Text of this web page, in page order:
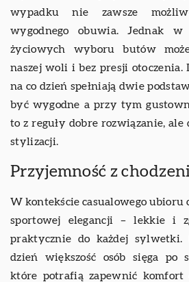
wypadku nie zawsze
wygodnego obuwia. Jednak w
życiowych wyboru butów
naszej woli i bez presji otoczenia.
na co dzień spełniają dwie
być wygodne a przy tym
to z reguły dobre rozwiązanie, ale
stylizacji.
Przyjemność z
W kontekście casualowego ubioru
sportowej elegancji – lekkie i
praktycznie do każdej sylwetki.
dzień większość osób sięga po
które potrafią zapewnić komfort